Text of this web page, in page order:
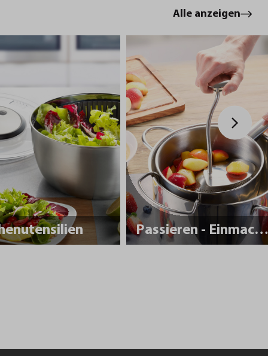
Alle anzeigen
Passieren - Einmachen